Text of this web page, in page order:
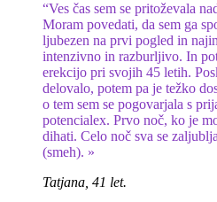
“Ves čas sem se pritoževala
Moram povedati, da sem ga
ljubezen na prvi pogled in
intenzivno in razburljivo. In
erekcijo pri svojih 45 letih.
delovalo, potem pa je težko
o tem sem se pogovarjala s
potencialex. Prvo noč, ko je
dihati. Celo noč sva se
(smeh). »
Tatjana, 41 let.